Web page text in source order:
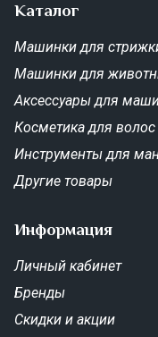
Каталог
Машинки для
Машинки для
Аксессуары для
Косметика для волос
Инструменты для
Другие товары
Информация
Личный кабинет
Бренды
Скидки и акции